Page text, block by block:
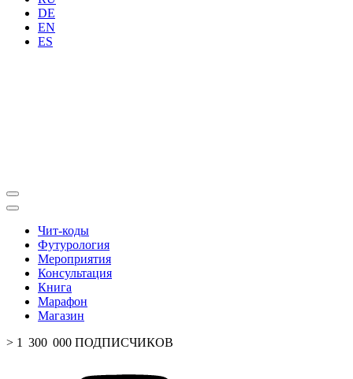
DE
EN
ES
Чит-коды
Футурология
Мероприятия
Консультация
Книга
Марафон
Магазин
> 1 300 000 ПОДПИСЧИКОВ